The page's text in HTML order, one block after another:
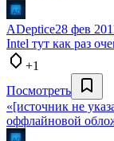
ADeptice28 фев
Intel тут как раз
+1
Посмотреть
«[источник не
оффлайновой